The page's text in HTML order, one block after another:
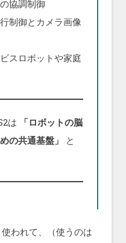
協調制御
制御とカメラ画像
スロボットや家庭
は
「ロボットの脳
の共通基盤」
と
われて、（使うのは